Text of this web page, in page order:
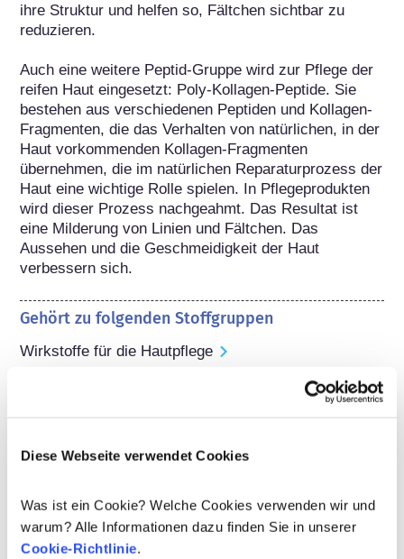
Diese Webseite verwendet Cookies
Was ist ein Cookie? Welche Cookies verwenden wir und
warum? Alle Informationen dazu finden Sie in unserer
Cookie-Richtlinie.
ihre Struktur und helfen so, Fältchen sichtbar zu
reduzieren.
Auch eine weitere Peptid-Gruppe wird zur Pflege der
reifen Haut eingesetzt: Poly-Kollagen-Peptide. Sie
bestehen aus verschiedenen Peptiden und Kollagen-
Fragmenten, die das Verhalten von natürlichen, in der
Haut vorkommenden Kollagen-Fragmenten
übernehmen, die im natürlichen Reparaturprozess der
Haut eine wichtige Rolle spielen. In Pflegeprodukten
wird dieser Prozess nachgeahmt. Das Resultat ist
eine Milderung von Linien und Fältchen. Das
Aussehen und die Geschmeidigkeit der Haut
verbessern sich.
Gehört zu folgenden Stoffgruppen
Wirkstoffe für die Hautpflege
Die Inhaltsstoffe von kosmetischen Mitteln
Sie, dass für kosmetische Inhaltsstoffe außerhalb der